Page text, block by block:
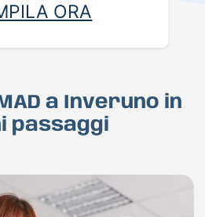
ORA
a Inveruno in
passaggi